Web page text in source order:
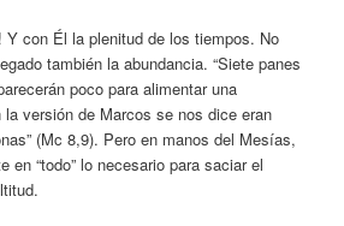
Y con Él la plenitud de los tiempos. No
también la abundancia. “Siete panes
poco para alimentar una
la versión de Marcos se nos dice eran
(Mc 8,9). Pero en manos del Mesías,
en “todo” lo necesario para saciar el